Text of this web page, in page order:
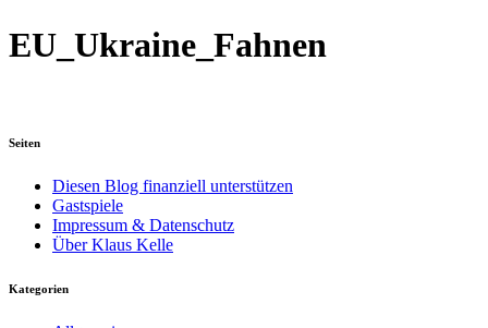
EU_Ukraine_Fahnen
Seiten
Diesen Blog finanziell unterstützen
Gastspiele
Impressum & Datenschutz
Über Klaus Kelle
Kategorien